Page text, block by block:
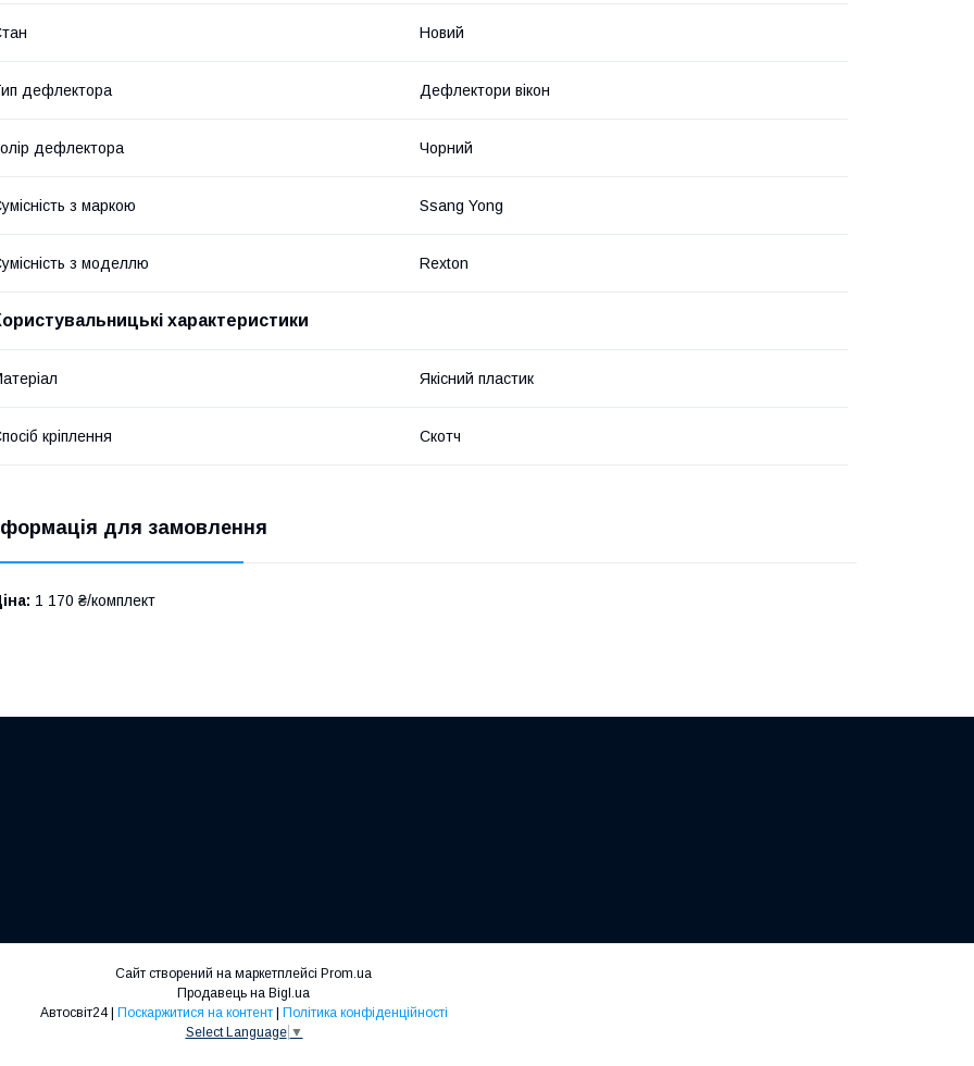
Новий
дефлектора Дефлектори вікон
дефлектора Чорний
з маркою Ssang Yong
з моделлю Rexton
характеристики
Якісний пластик
кріплення Скотч
для замовлення
1 170 ₴/комплект
Сайт створений на маркетплейсі Prom.ua
Продавець на Bigl.ua
Автосвіт24 | Поскаржитися на контент | Політика конфіденційності
Select Language ▼